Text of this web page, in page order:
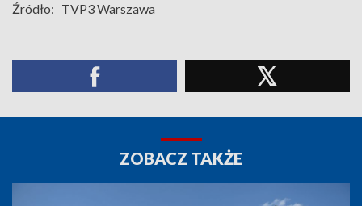
Źródło: TVP3 Warszawa
ZOBACZ TAKŻE